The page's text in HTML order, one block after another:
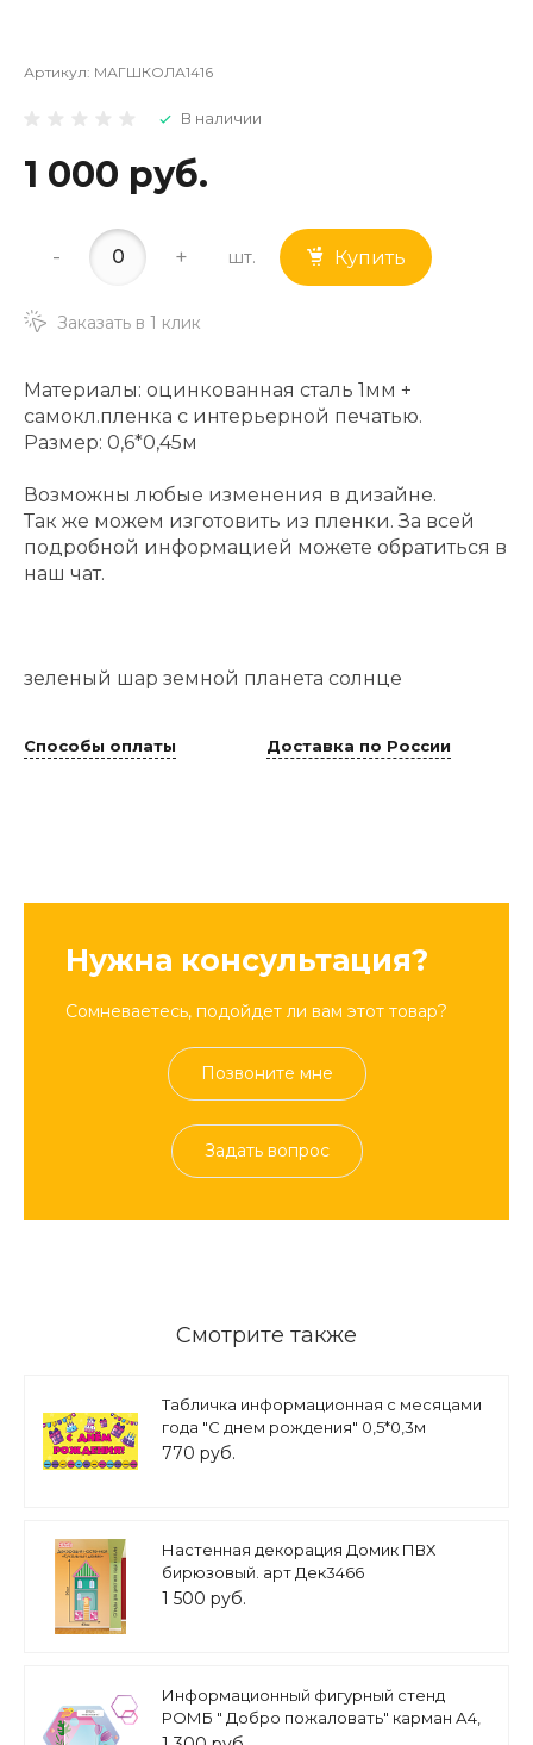
Артикул: МАГШКОЛА1416
В наличии
1 000 руб.
- + шт. Купить
Заказать в 1 клик
Материалы: оцинкованная сталь 1мм +
самокл.пленка с интерьерной печатью.
Размер: 0,6*0,45м
Возможны любые изменения в дизайне.
Так же можем изготовить из пленки. За всей
подробной информацией можете обратиться в
наш чат.
зеленый шар земной планета солнце
Способы оплаты Доставка по России
Нужна консультация?
Сомневаетесь, подойдет ли вам этот товар?
Позвоните мне
Задать вопрос
Смотрите также
Табличка информационная с месяцами
года "С днем рождения" 0,5*0,3м
арт.П691
770 руб.
Настенная декорация Домик ПВХ
бирюзовый. арт Дек3466
1 500 руб.
Информационный фигурный стенд
РОМБ " Добро пожаловать" карман А4,
53*43см., арт. ДС1208